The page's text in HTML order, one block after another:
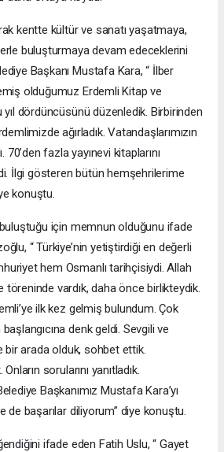
kentte kültür ve sanatı yaşatmaya,
buluşturmaya devam edeceklerini
Başkanı Mustafa Kara, “ İlber
olduğumuz Erdemli Kitap ve
yıl dördüncüsünü düzenledik. Birbirinden
ağırladık. Vatandaşlarımızın
fazla yayınevi kitaplarını
İlgi gösteren bütün hemşehrilerime
konuştu.
buluştuğu için memnun olduğunu ifade
“ Türkiye’nin yetiştirdiği en değerli
hem Osmanlı tarihçisiydi. Allah
vardık, daha önce birlikteydik.
ilk kez gelmiş bulundum. Çok
denk geldi. Sevgili ve
bir arada olduk, sohbet ettik.
sorularını yanıtladık.
Başkanımız Mustafa Kara’yı
de başarılar diliyorum” diye konuştu.
ifade eden Fatih Uslu, “ Gayet